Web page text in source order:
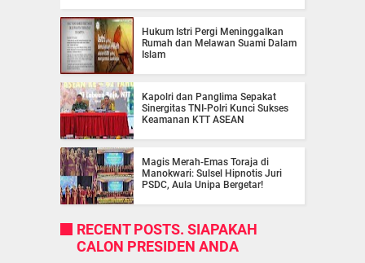
Hukum Istri Pergi Meninggalkan
Rumah dan Melawan Suami Dalam
Islam
Kapolri dan Panglima Sepakat
Sinergitas TNI-Polri Kunci Sukses
Keamanan KTT ASEAN
Magis Merah-Emas Toraja di
Manokwari: Sulsel Hipnotis Juri
PSDC, Aula Unipa Bergetar!
RECENT POSTS. SIAPAKAH
CALON PRESIDEN ANDA